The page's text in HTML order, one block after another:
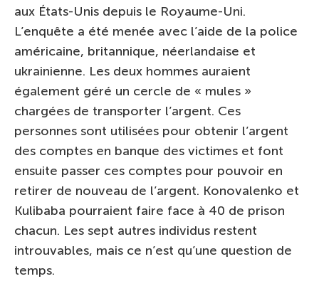
aux États-Unis depuis le Royaume-Uni.
L’enquête a été menée avec l’aide de la police
américaine, britannique, néerlandaise et
ukrainienne. Les deux hommes auraient
également géré un cercle de « mules »
chargées de transporter l’argent. Ces
personnes sont utilisées pour obtenir l’argent
des comptes en banque des victimes et font
ensuite passer ces comptes pour pouvoir en
retirer de nouveau de l’argent. Konovalenko et
Kulibaba pourraient faire face à 40 de prison
chacun. Les sept autres individus restent
introuvables, mais ce n’est qu’une question de
temps.